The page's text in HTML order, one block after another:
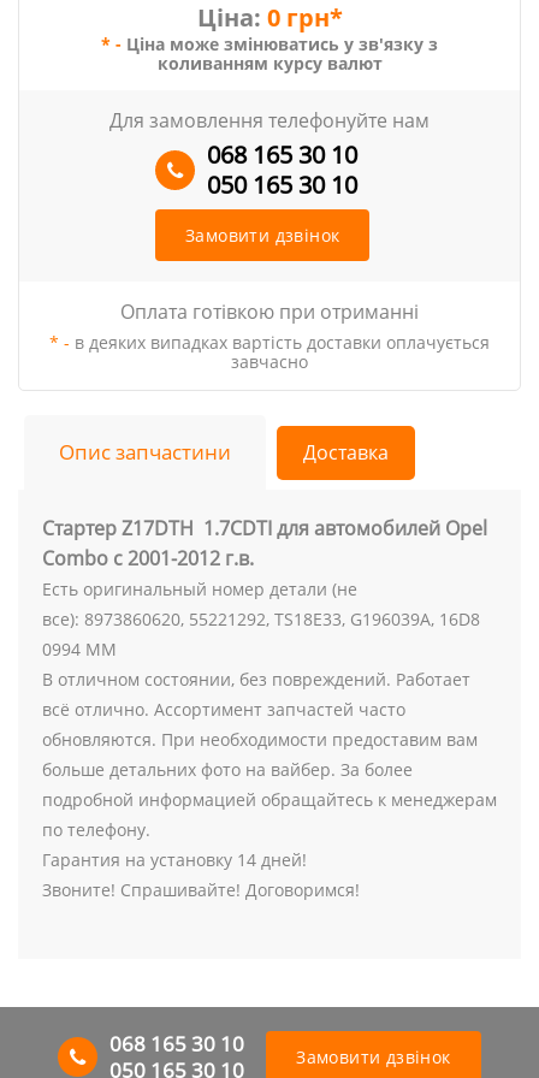
Ціна: 0 грн*
* - Ціна може змінюватись у зв'язку з
коливанням курсу валют
Для замовлення телефонуйте нам
068 165 30 10
050 165 30 10
Замовити дзвінок
Оплата готівкою при отриманні
* - в деяких випадках вартість доставки оплачується
завчасно
Опис запчастини Доставка
Стартер Z17DTH 1.7CDTI для автомобилей Opel
Сombo с 2001-2012 г.в.
Есть оригинальный номер детали (не
все): 8973860620, 55221292, ТS18E33, G196039A, 16D8
0994 MM
В отличном состоянии, без повреждений. Работает
всё отлично. Ассортимент запчастей часто
обновляются. При необходимости предоставим вам
больше детальних фото на вайбер. За более
подробной информацией обращайтесь к менеджерам
по телефону.
Гарантия на установку 14 дней!
Звоните! Спрашивайте! Договоримся!
068 165 30 10
050 165 30 10
Замовити дзвінок